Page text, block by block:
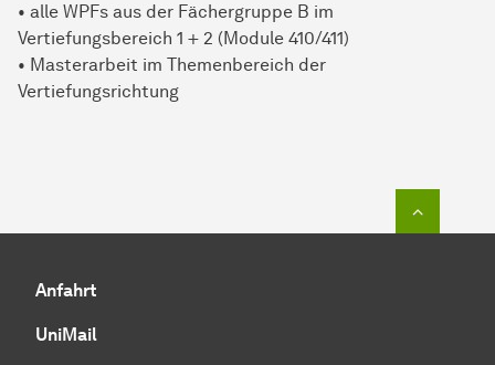
• alle WPFs aus der Fächergruppe B im
Vertiefungsbereich 1 + 2 (Module 410/411)
• Masterarbeit im Themenbereich der
Vertiefungsrichtung
Anfahrt
UniMail